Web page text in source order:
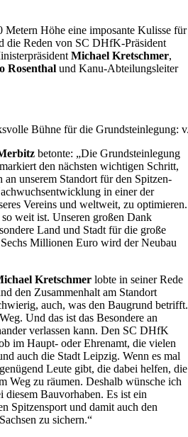
Metern Höhe eine imposante Kulisse für
die Reden von SC DHfK-Präsident
Michael Kretschmer,
Rosenthal und Kanu-Abteilungsleiter
Bühne für die
betonte: „Die Grundsteinlegung
den nächsten wichtigen Schritt,
unserem Standort für den Spitzen-
in einer der
Vereins und weltweit, zu optimieren.
weit ist. Unseren großen Dank
Land und Stadt für die große
Millionen Euro wird der Neubau
Kretschmer lobte in seiner Rede
den Zusammenhalt am Standort
auch, was den Baugrund betrifft.
Und das ist das Besondere an
verlassen kann. Den SC DHfK
im Haupt- oder Ehrenamt, die vielen
auch die Stadt Leipzig. Wenn es mal
Leute gibt, die dabei helfen, die
Weg zu räumen. Deshalb wünsche ich
Bauvorhaben. Es ist ein
Spitzensport und damit auch den
zu sichern.“